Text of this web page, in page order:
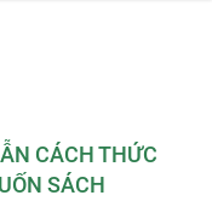
CÁCH THỨC
SÁCH